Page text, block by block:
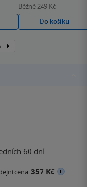
Běžně249 Kč
Do košíku
60 dní.
cena:357 Kč